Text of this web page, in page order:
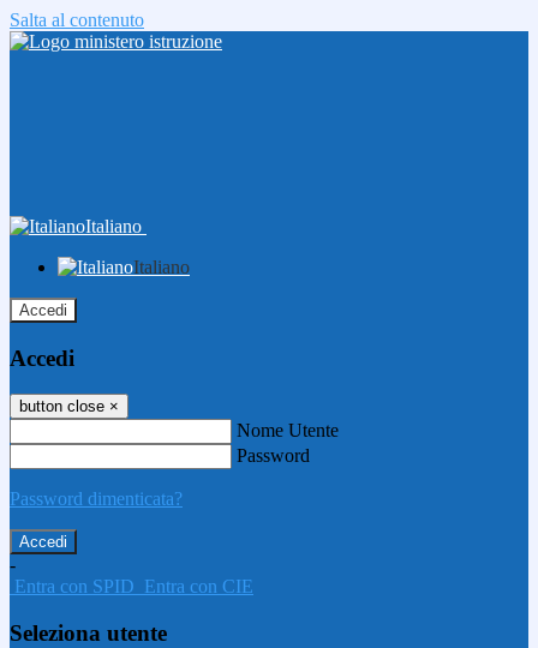
Salta al contenuto
Italiano
Italiano
Accedi
Accedi
button close ×
Nome Utente
Password
Password dimenticata?
-
Entra con SPID Entra con CIE
Seleziona utente